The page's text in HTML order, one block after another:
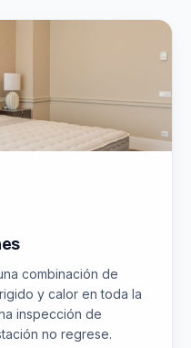
combinación de
y calor en toda la
inspección de
no regrese.